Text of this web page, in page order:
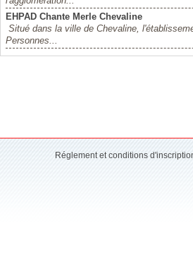
EHPAD Chante Merle Chevaline
Situé dans la ville de Chevaline,
Personnes...
Réglement et conditions